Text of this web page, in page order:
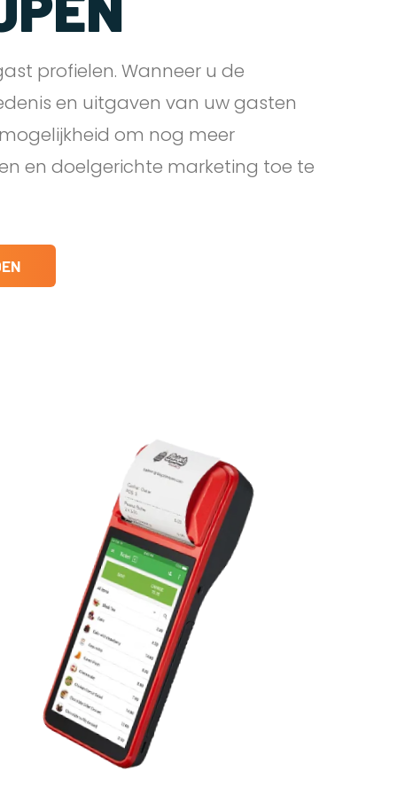
profielen. Wanneer u de
en uitgaven van uw gasten
om nog meer
en doelgerichte marketing toe te